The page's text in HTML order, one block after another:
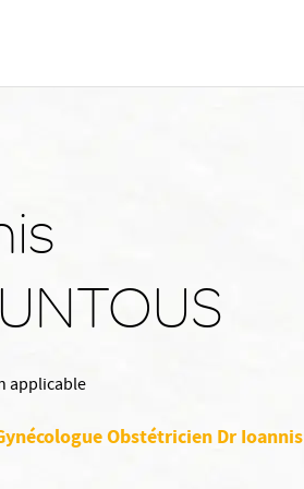
applicable
Obstétricien Dr Ioannis